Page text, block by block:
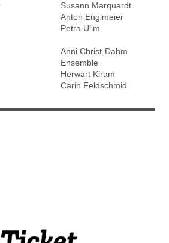
Susann Marquardt
Anton Englmeier
Petra Ullm
Anni Christ-Dahm
Ensemble
Herwart Kiram
Carin Feldschmid